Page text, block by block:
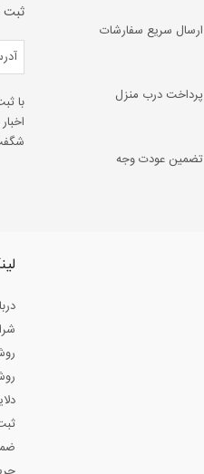
ارسال سریع سفارشات
پرداخت درب منزل
تضمین عودت وجه
ثبت
با